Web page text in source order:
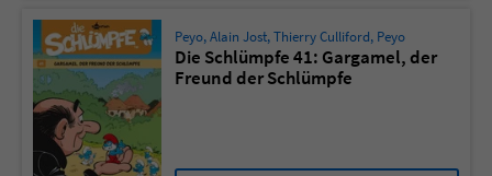
Peyo,Alain Jost,Thierry Culliford, Peyo
Die Schlümpfe 41: Gargamel, der
Freund der Schlümpfe